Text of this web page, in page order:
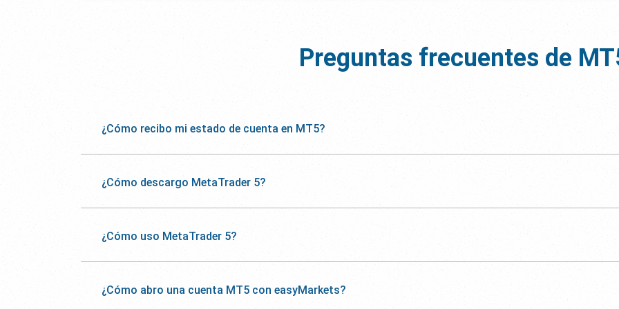
Preguntas frecuentes de
¿Cómo recibo mi estado de cuenta en MT5?
¿Cómo descargo MetaTrader 5?
¿Cómo uso MetaTrader 5?
¿Cómo abro una cuenta MT5 con easyMarkets?